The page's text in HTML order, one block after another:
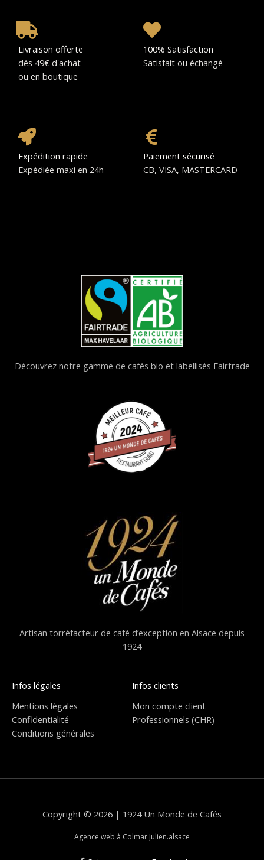
Livraison offerte
dés 49€ d'achat
ou en boutique
100% Satisfaction
Satisfait ou échangé
Expédition rapide
Expédiée maxi en 24h
Paiement sécurisé
CB, VISA, MASTERCARD
Découvrez notre gamme de cafés bio et labellisés Fairtrade
Artisan torréfacteur de café d’exception en Alsace depuis
1924
Infos légales
Mentions légales
Confidentialité
Conditions générales
Infos clients
Mon compte client
Professionnels (CHR)
Copyright © 2026 | 1924 Un Monde de Cafés
Agence web à Colmar Julien.alsace